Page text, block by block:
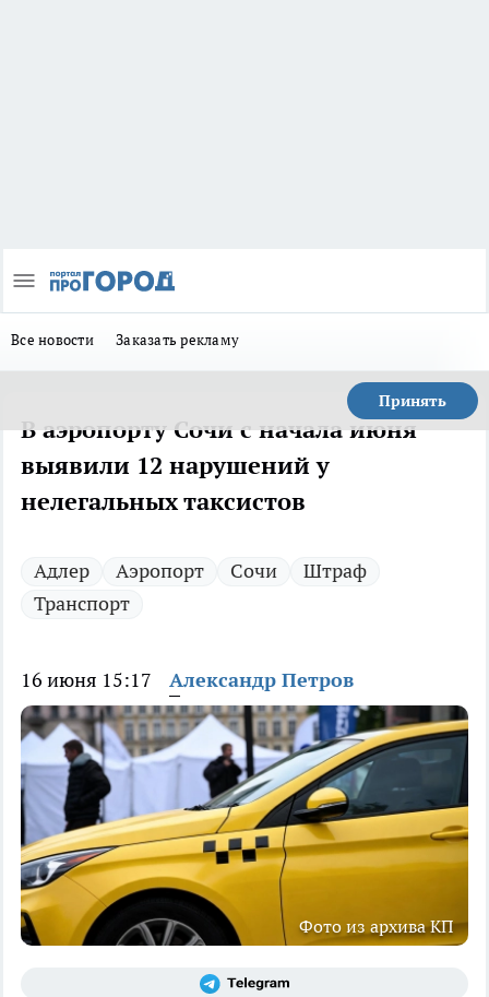
Все новости Заказать рекламу
Принять
В аэропорту Сочи с начала июня
выявили 12 нарушений у
нелегальных таксистов
Адлер Аэропорт Сочи
Штраф
Транспорт
16 июня 15:17 Александр Петров
Фото из архива КП